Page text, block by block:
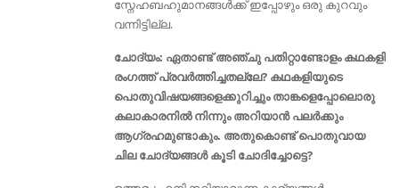
സ്നേഹബഹുമാനങ്ങൾക്ക് ഇപ്പോഴും ഒരു കുറവും
വന്നിട്ടില്ല.
ചോദ്യം: ഏതാണ്ട് അഞ്ചു പതിറ്റാണ്ടോളം കഥകളി
രംഗത്ത് പ്രവർത്തിച്ചതല്ലേ? കഥകളിയുടെ
പൊതുവിഷയങ്ങളെക്കുറിച്ചും താങ്കളെപ്പോലൊരു
കലാകാരനിൽ നിന്നും അറിയാൻ പലർക്കും
ആഗ്രഹമുണ്ടാകും. അതുകൊണ്ട് പൊതുവായ
ചില ചോദ്യങ്ങൾ കൂടി ചോദിച്ചോട്ടെ?